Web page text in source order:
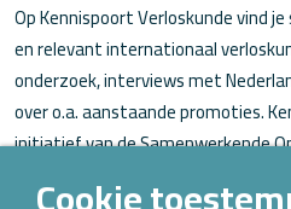
Op Kennispoort Verloskunde vind
en relevant internationaal
onderzoek, interviews met
over o.a. aanstaande promoties.
initiatief van de Samenwerkende